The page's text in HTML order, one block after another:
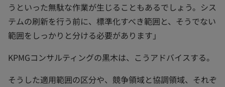
うといった無駄な作業が生じることもあるでしょう。シス
テムの刷新を行う前に、標準化すべき範囲と、そうでない
範囲をしっかりと分ける必要があります」
KPMGコンサルティングの黒木は、こうアドバイスする。
そうした適用範囲の区分や、競争領域と協調領域、それぞ